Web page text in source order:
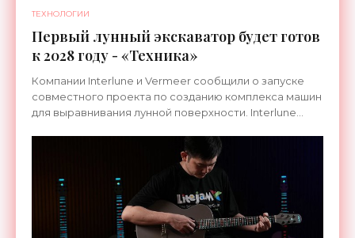
ТЕХНОЛОГИИ
Первый лунный экскаватор будет готов
к 2028 году - «Техника»
Компании Interlune и Vermeer сообщили о запуске
совместного проекта по созданию комплекса машин
для выравнивания лунной поверхности. Interlune